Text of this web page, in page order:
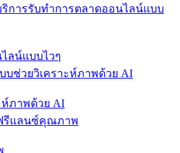
ลน์แบบไวๆ
ภาพด้วย AI